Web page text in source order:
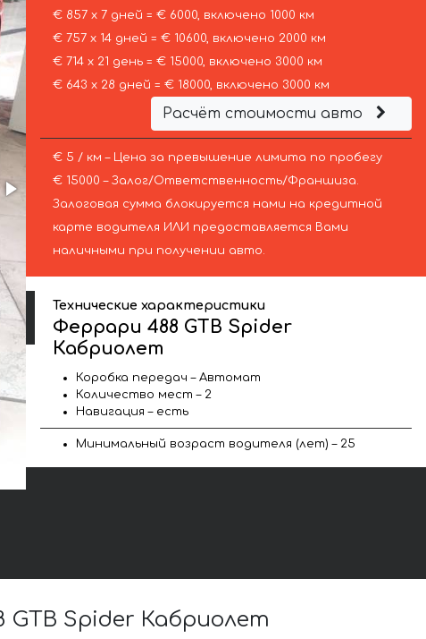
€ 857 х 7 дней = € 6000, включено 1000 км
€ 757 х 14 дней = € 10600, включено 2000 км
€ 714 х 21 день = € 15000, включено 3000 км
€ 643 х 28 дней = € 18000, включено 3000 км
Расчёт стоимости авто
€ 5 / км – Цена за превышение лимита по пробегу
€ 15000 – Залог/Ответственность/Франшиза.
Залоговая сумма блокируется нами на кредитной
карте водителя ИЛИ предоставляется Вами
наличными при получении авто.
Технические характеристики
Феррари 488 GTB Spider
Кабриолет
Коробка передач – Автомат
Количество мест – 2
Навигация – есть
Минимальный возраст водителя (лет) – 25
Spider Кабриолет